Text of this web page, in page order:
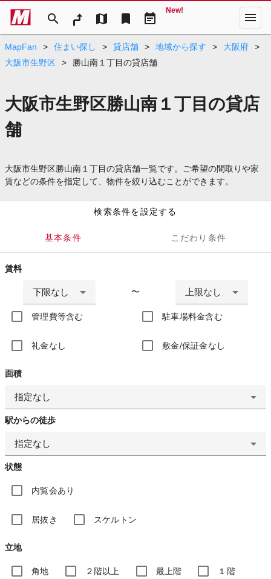
search map bookmark event_note
New! menu
MapFan > 住まい探し > 貸店舗 > 地域から探す > 大阪府
>
大阪市生野区
> 勝山南１丁目の貸店舗
大阪市生野区勝山南１丁目の貸店
舗
大阪市生野区勝山南１丁目の貸店舗一覧です。ご希望の間取りや家
賃などの条件を指定して、物件を絞り込むことができます。
検索条件を設定する
基本条件 こだわり条件
賃料
下限なし 〜 上限なし
管理費等含む 駐車場料金含む
礼金なし 敷金/保証金なし
面積
指定なし
駅からの徒歩
指定なし
状態
内覧会あり
居抜き スケルトン
立地
角地 ２階以上 最上階 １階